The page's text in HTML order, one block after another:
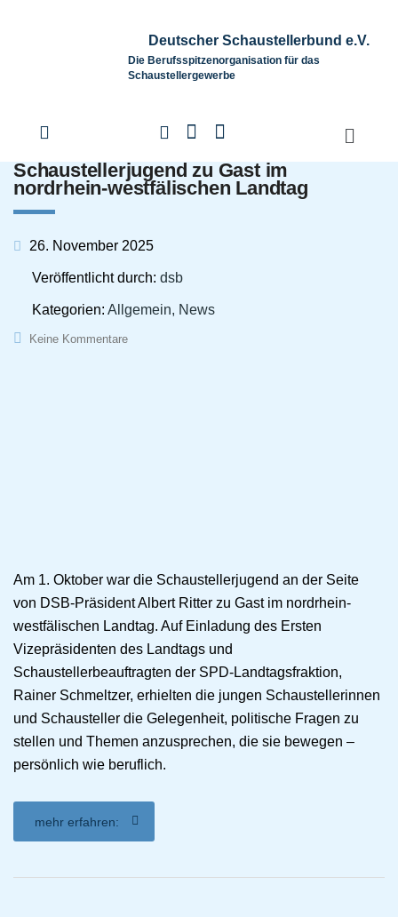
Deutscher Schaustellerbund e.V.
Die Berufsspitzenorganisation für das
Schaustellergewerbe
Schaustellerjugend zu Gast im
nordrhein-westfälischen Landtag
26. November 2025
Veröffentlicht durch: dsb
Kategorien: Allgemein, News
Keine Kommentare
Am 1. Oktober war die Schaustellerjugend an der Seite
von DSB-Präsident Albert Ritter zu Gast im nordrhein-
westfälischen Landtag. Auf Einladung des Ersten
Vizepräsidenten des Landtags und
Schaustellerbeauftragten der SPD-Landtagsfraktion,
Rainer Schmeltzer, erhielten die jungen Schaustellerinnen
und Schausteller die Gelegenheit, politische Fragen zu
stellen und Themen anzusprechen, die sie bewegen –
persönlich wie beruflich.
mehr erfahren: